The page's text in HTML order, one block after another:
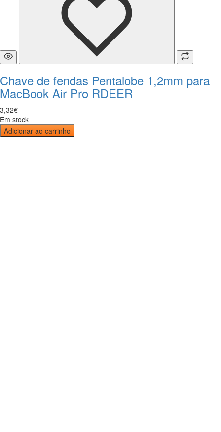
Chave de fendas Pentalobe 1,2mm para
MacBook Air Pro RDEER
3,32€
Em stock
Adicionar ao carrinho